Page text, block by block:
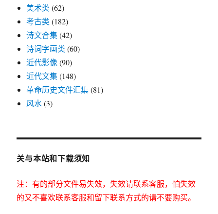
美术类 (62)
考古类 (182)
诗文合集(42)
诗词字画类 (60)
近代影像 (90)
近代文集(148)
革命历史文件汇集(81)
风水 (3)
关与本站和下载须知
注：有的部分文件易失效，失效请联系客服，怕失效
的又不喜欢联系客服和留下联系方式的请不要购买。